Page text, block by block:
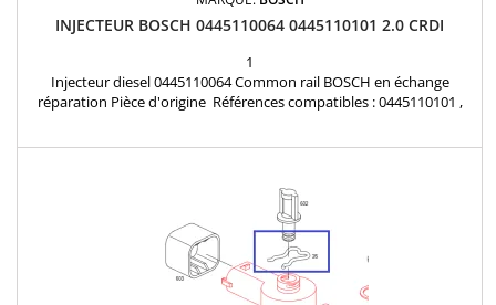
INJECTEUR BOSCH 0445110064 0445110101 2.0 CRDI
1
Injecteur diesel 0445110064 Common rail BOSCH en échange
réparation Pièce d'origine Références compatibles : 0445110101 ,